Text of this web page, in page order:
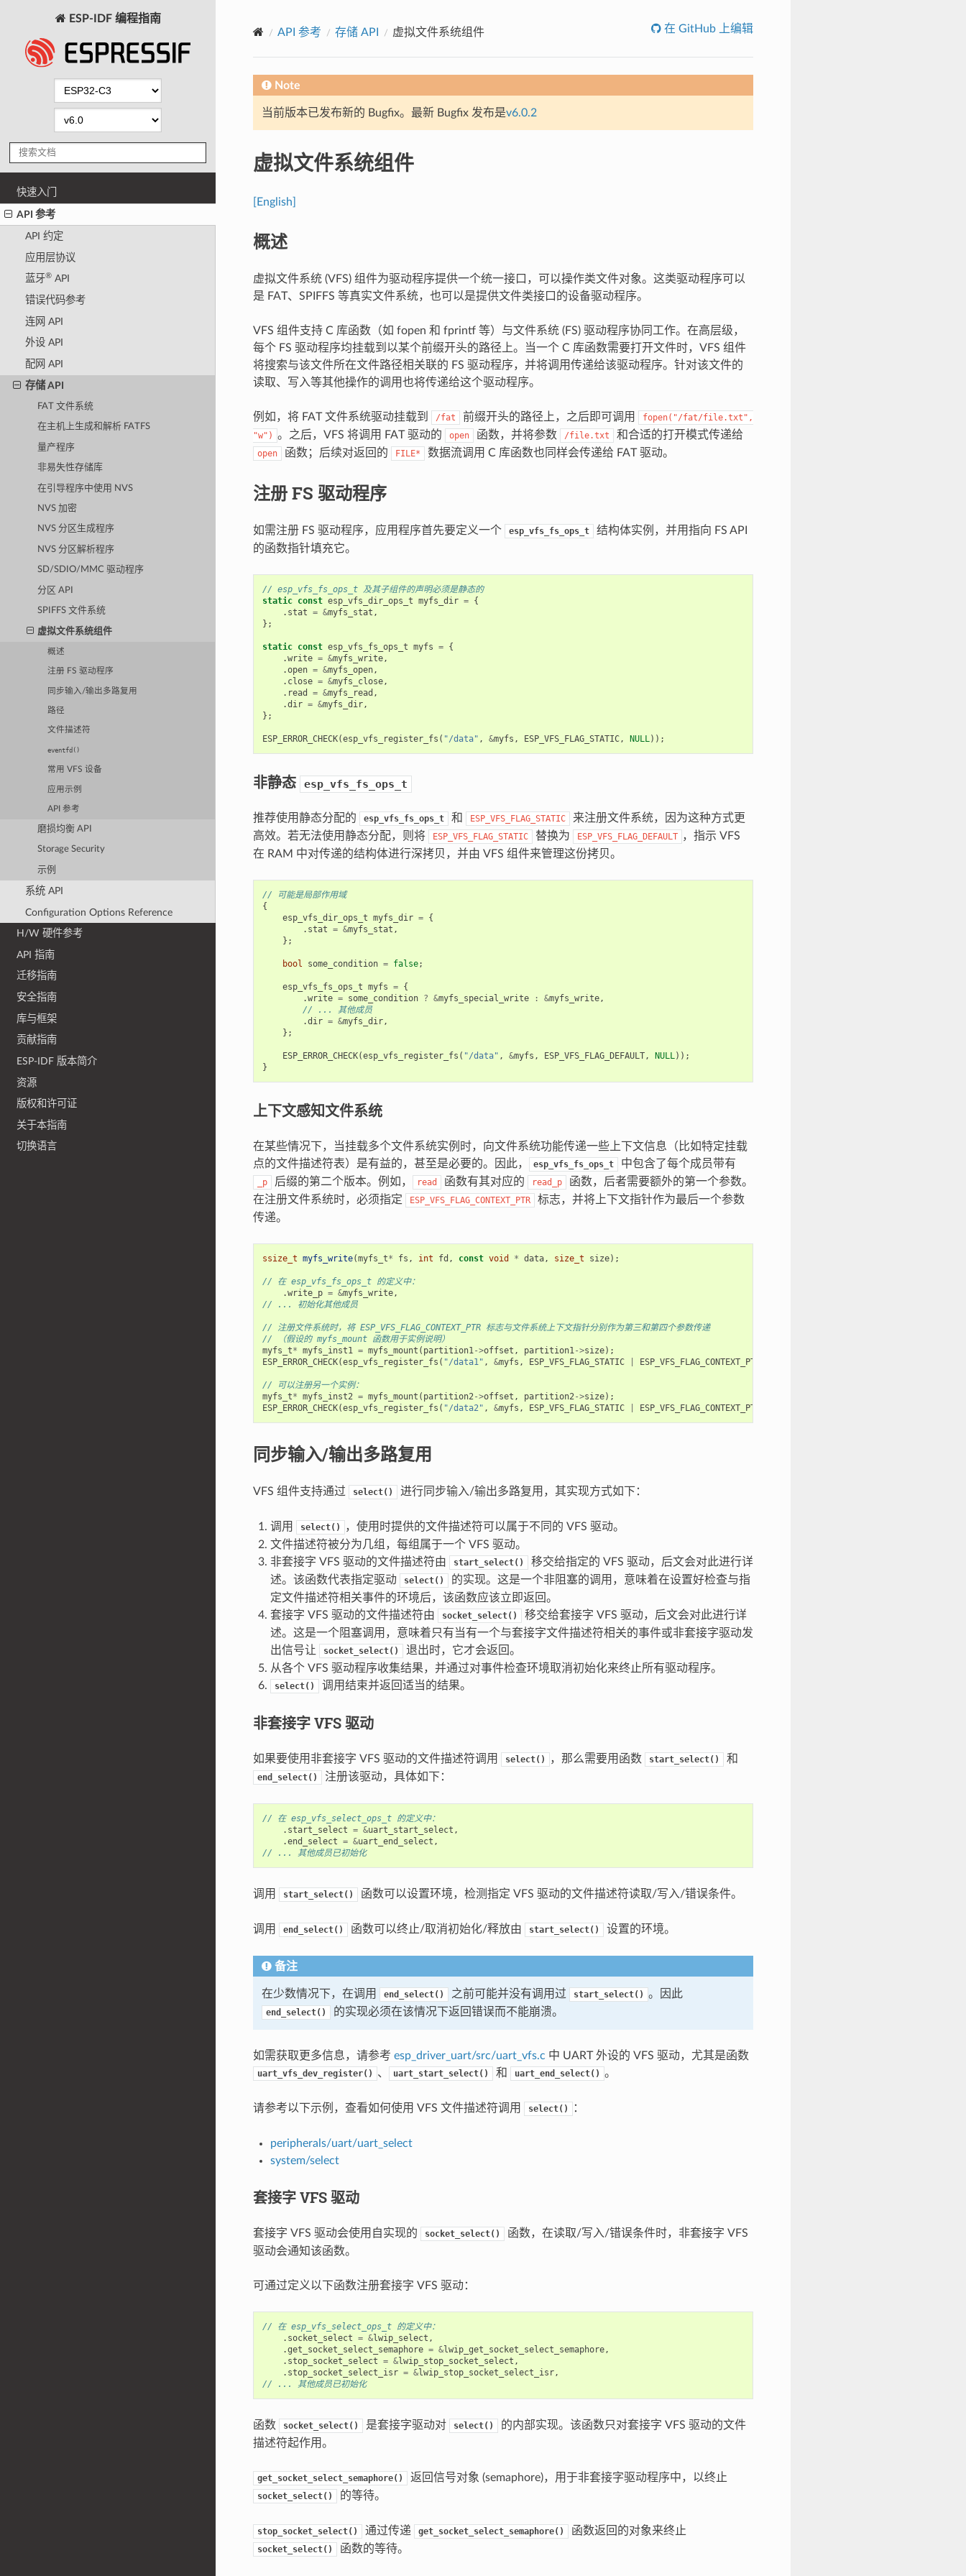
ESP-IDF 编程指南
快速入门
API 参考
API 约定
应用层协议
蓝牙®API
错误代码参考
连网 API
外设 API
配网 API
存储 API
FAT 文件系统
在主机上生成和解析 FATFS
量产程序
非易失性存储库
在引导程序中使用 NVS
NVS 加密
NVS 分区生成程序
NVS 分区解析程序
SD/SDIO/MMC 驱动程序
分区 API
SPIFFS 文件系统
虚拟文件系统组件
概述
注册 FS 驱动程序
同步输入/输出多路复用
路径
文件描述符
eventfd()
常用 VFS 设备
应用示例
API 参考
磨损均衡 API
Storage Security
示例
系统 API
Configuration Options Reference
H/W 硬件参考
API 指南
迁移指南
安全指南
库与框架
贡献指南
ESP-IDF 版本简介
资源
版权和许可证
关于本指南
切换语言
API 参考 存储 API 虚拟文件系统组件 在 GitHub 上编辑
Note
当前版本已发布新的 Bugfix。最新 Bugfix 发布是v6.0.2
虚拟文件系统组件
[English]
概述
虚拟文件系统 (VFS) 组件为驱动程序提供一个统一接口，可以操作类文件对象。这类驱动程序可以
是 FAT、SPIFFS 等真实文件系统，也可以是提供文件类接口的设备驱动程序。
VFS 组件支持 C 库函数（如 fopen 和 fprintf 等）与文件系统 (FS) 驱动程序协同工作。在高层级，
每个 FS 驱动程序均挂载到以某个前缀开头的路径上。当一个 C 库函数需要打开文件时，VFS 组件
将搜索与该文件所在文件路径相关联的 FS 驱动程序，并将调用传递给该驱动程序。针对该文件的
读取、写入等其他操作的调用也将传递给这个驱动程序。
例如，将 FAT 文件系统驱动挂载到 /fat 前缀开头的路径上，之后即可调用
fopen("/fat/file.txt",
"w") 。之后，VFS 将调用 FAT 驱动的 open 函数，并将参数 /file.txt 和合适的打开模式传递给
open 函数；后续对返回的 FILE* 数据流调用 C 库函数也同样会传递给 FAT 驱动。
注册 FS 驱动程序
如需注册 FS 驱动程序，应用程序首先要定义一个 esp_vfs_fs_ops_t
结构体实例，并用指向 FS API
的函数指针填充它。
// esp_vfs_fs_ops_t 及其子组件的声明必须是静态的
static const esp_vfs_dir_ops_t myfs_dir = {
. stat = &myfs_stat ,
};
static const esp_vfs_fs_ops_t myfs = {
.write = &myfs_write,
.open = &myfs_open,
. close = &myfs_close,
. read = &myfs_read ,
.dir = &myfs_dir,
};
ESP_ERROR_CHECK(esp_vfs_register_fs ( "/data" , &myfs , ESP_VFS_FLAG_STATIC, NULL));
非静态 esp_vfs_fs_ops_t
推荐使用静态分配的 esp_vfs_fs_ops_t 和 ESP_VFS_FLAG_STATIC
来注册文件系统，因为这种方式更
高效。若无法使用静态分配，则将
ESP_VFS_FLAG_STATIC 替换为 ESP_VFS_FLAG_DEFAULT ，指示 VFS
在 RAM 中对传递的结构体进行深拷贝，并由 VFS 组件来管理这份拷贝。
// 可能是局部作用域
{
esp_vfs_dir_ops_t myfs_dir = {
. stat = &myfs_stat ,
};
bool some_condition = false;
esp_vfs_fs_ops_t myfs = {
.write = some_condition ? &myfs_special_write : &myfs_write,
// ... 其他成员
.dir = &myfs_dir,
};
ESP_ERROR_CHECK(esp_vfs_register_fs ( "/data" , &myfs , ESP_VFS_FLAG_DEFAULT, NULL));
}
上下文感知文件系统
在某些情况下，当挂载多个文件系统实例时，向文件系统功能传递一些上下文信息（比如特定挂载
点的文件描述符表）是有益的，甚至是必要的。因此，
esp_vfs_fs_ops_t 中包含了每个成员带有
_p 后缀的第二个版本。例如， read 函数有其对应的 read_p
函数，后者需要额外的第一个参数。
在注册文件系统时，必须指定
ESP_VFS_FLAG_CONTEXT_PTR
标志，并将上下文指针作为最后一个参数
传递。
ssize_t myfs_write(myfs_t* fs , int fd , const void * data, size_t size);
// 在 esp_vfs_fs_ops_t 的定义中：
.write_p = &myfs_write,
// ... 初始化其他成员
// 注册文件系统时，将 ESP_VFS_FLAG_CONTEXT_PTR 标志与文件系统上下文指针分别作为第三和第四个参数传递
// （假设的 myfs_mount 函数用于实例说明）
myfs_t* myfs_inst1 = myfs_mount ( partition1->offset , partition1->size);
ESP_ERROR_CHECK(esp_vfs_register_fs ( "/data1" , &myfs , ESP_VFS_FLAG_STATIC ESP_VFS_FLAG_CONTEXT_PTR
// 可以注册另一个实例：
myfs_t* myfs_inst2 = myfs_mount ( partition2->offset , partition2->size);
ESP_ERROR_CHECK(esp_vfs_register_fs ( "/data2" , &myfs , ESP_VFS_FLAG_STATIC ESP_VFS_FLAG_CONTEXT_PTR
同步输入/输出多路复用
VFS 组件支持通过 select() 进行同步输入/输出多路复用，其实现方式如下：
调用 select()
，使用时提供的文件描述符可以属于不同的 VFS 驱动。
文件描述符被分为几组，每组属于一个 VFS 驱动。
非套接字 VFS 驱动的文件描述符由
start_select()
移交给指定的 VFS 驱动，后文会对此进行详
述。该函数代表指定驱动
select()
的实现。这是一个非阻塞的调用，意味着在设置好检查与指
定文件描述符相关事件的环境后，该函数应该立即返回。
套接字 VFS 驱动的文件描述符由
socket_select()
移交给套接字 VFS 驱动，后文会对此进行详
述。这是一个阻塞调用，意味着只有当有一个与套接字文件描述符相关的事件或非套接字驱动发
出信号让
socket_select()
退出时，它才会返回。
从各个 VFS 驱动程序收集结果，并通过对事件检查环境取消初始化来终止所有驱动程序。
select() 调用结束并返回适当的结果。
非套接字 VFS 驱动
如果要使用非套接字 VFS 驱动的文件描述符调用 select() ，那么需要用函数 start_select() 和
end_select() 注册该驱动，具体如下：
// 在 esp_vfs_select_ops_t 的定义中：
. start_select = &uart_start_select ,
.end_select = &uart_end_select ,
// ... 其他成员已初始化
调用 start_select() 函数可以设置环境，检测指定 VFS 驱动的文件描述符读取/写入/错误条件。
调用 end_select() 函数可以终止/取消初始化/释放由 start_select() 设置的环境。
备注
在少数情况下，在调用 end_select() 之前可能并没有调用过 start_select() 。因此
end_select() 的实现必须在该情况下返回错误而不能崩溃。
如需获取更多信息，请参考 esp_driver_uart/src/uart_vfs.c 中 UART 外设的 VFS 驱动，尤其是函数
uart_vfs_dev_register() 、 uart_start_select() 和 uart_end_select() 。
请参考以下示例，查看如何使用 VFS 文件描述符调用 select() ：
peripherals/uart/uart_select
system/select
套接字 VFS 驱动
套接字 VFS 驱动会使用自实现的 socket_select()
函数，在读取/写入/错误条件时，非套接字 VFS
驱动会通知该函数。
可通过定义以下函数注册套接字 VFS 驱动：
// 在 esp_vfs_select_ops_t 的定义中：
. socket_select = &lwip_select ,
.get_socket_select_semaphore = &lwip_get_socket_select_semaphore,
. stop_socket_select = &lwip_stop_socket_select ,
. stop_socket_select_isr = &lwip_stop_socket_select_isr,
// ... 其他成员已初始化
函数 socket_select() 是套接字驱动对 select()
的内部实现。该函数只对套接字 VFS 驱动的文件
描述符起作用。
get_socket_select_semaphore() 返回信号对象 (semaphore)，用于非套接字驱动程序中，以终止
socket_select() 的等待。
stop_socket_select() 通过传递 get_socket_select_semaphore() 函数返回的对象来终止
socket_select() 函数的等待。